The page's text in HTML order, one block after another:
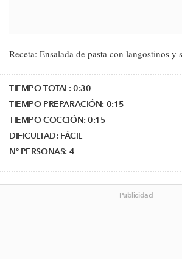
Receta: Ensalada de pasta con langostinos y
TIEMPO TOTAL:0:30
TIEMPO PREPARACIÓN: 0:15
TIEMPO COCCIÓN:0:15
DIFICULTAD: FÁCIL
Nº PERSONAS: 4
Publicidad